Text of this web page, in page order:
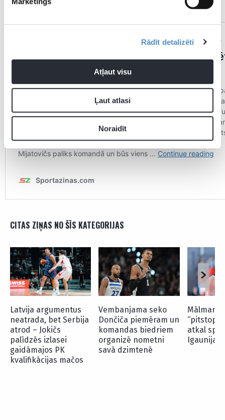
Rādīt detalizēti
Atļaut visu
Ļaut atlasi
Noraidīt
ir jāpievelkas līdzi trenerim.”
CITAS ZIŅAS NO ŠĪS KATEGORIJAS
Latvija argumentus
neatrada, bet Serbija
atrod – Jokičs
palīdzēs izlasei
gaidāmajos PK
kvalifikācijas mačos
Vembanjama seko
Dončiča piemēram un
komandas biedriem
organizē nometni
savā dzimtenē
Mālmanis
atkal
Igaunijas